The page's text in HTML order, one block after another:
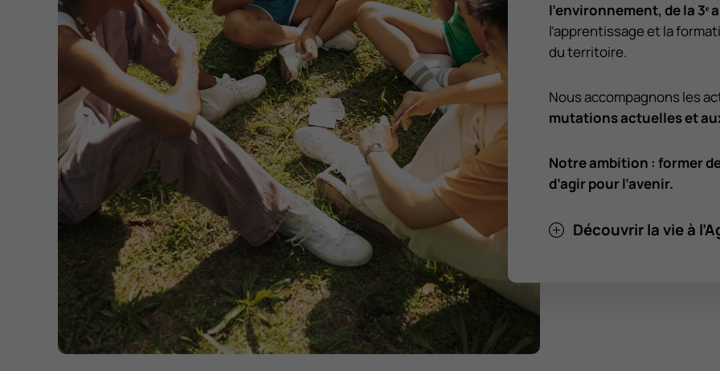
l’environnement, de la 3ᵉ
l’apprentissage et la
du territoire.
Nous accompagnons les
mutations actuelles et
Notre ambition : former
d’agir pour l’avenir.
Découvrir la vie à